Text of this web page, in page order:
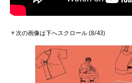
▼次の画像は下へスクロール (8/43)